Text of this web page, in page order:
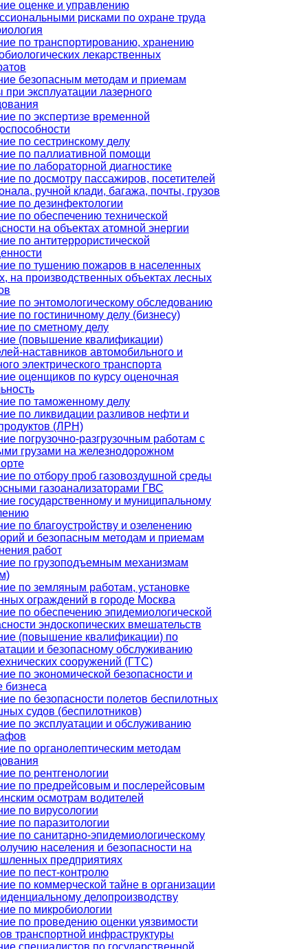
оценке и управлению
рисками по охране труда
по транспортированию, хранению
лекарственных
безопасным методам и приемам
при эксплуатации лазерного
по экспертизе временной
по сестринскому делу
по паллиативной помощи
по лабораторной диагностике
по досмотру пассажиров, посетителей
ручной клади, багажа, почты, грузов
по дезинфектологии
по обеспечению технической
на объектах атомной энергии
по антитеррористической
по тушению пожаров в населенных
на производственных объектах лесных
по энтомологическому обследованию
по гостиничному делу (бизнесу)
по сметному делу
(повышение квалификации)
наставников автомобильного и
электрического транспорта
оценщиков по курсу оценочная
по таможенному делу
по ликвидации разливов нефти и
(ЛРН)
погрузочно-разгрузочным работам с
грузами на железнодорожном
по отбору проб газовоздушной среды
газоанализаторами ГВС
государственному и муниципальному
по благоустройству и озеленению
и безопасным методам и приемам
работ
по грузоподъемным механизмам
по земляным работам, установке
ограждений в городе Москва
по обеспечению эпидемиологической
эндоскопических вмешательств
(повышение квалификации) по
и безопасному обслуживанию
сооружений (ГТС)
по экономической безопасности и
бизнеса
по безопасности полетов беспилотных
судов (беспилотников)
по эксплуатации и обслуживанию
по органолептическим методам
по рентгенологии
по предрейсовым и послерейсовым
осмотрам водителей
по вирусологии
по паразитологии
по санитарно-эпидемиологическому
населения и безопасности на
предприятиях
по пест-контролю
по коммерческой тайне в организации
делопроизводству
по микробиологии
по проведению оценки уязвимости
транспортной инфраструктуры
специалистов по государственной